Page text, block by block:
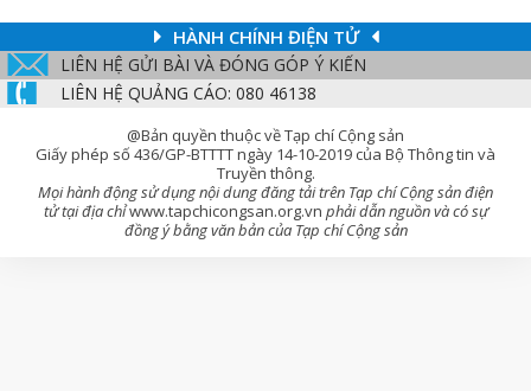
HÀNH CHÍNH ĐIỆN TỬ
LIÊN HỆ GỬI BÀI VÀ ĐÓNG GÓP Ý KIẾN
LIÊN HỆ QUẢNG CÁO: 080 46138
@Bản quyền thuộc về Tạp chí Cộng sản
Giấy phép số 436/GP-BTTTT ngày 14-10-2019 của Bộ Thông tin và
Truyền thông.
Mọi hành động sử dụng nội dung đăng tải trên Tạp chí Cộng sản điện
tử tại địa chỉwww.tapchicongsan.org.vn phải dẫn nguồn và có sự
đồng ý bằng văn bản của Tạp chí Cộng sản